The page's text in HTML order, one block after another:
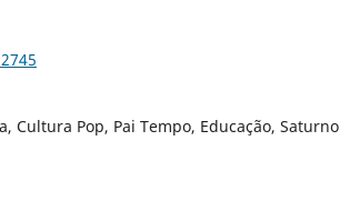
Cultura Pop, Pai Tempo, Educação, Saturno